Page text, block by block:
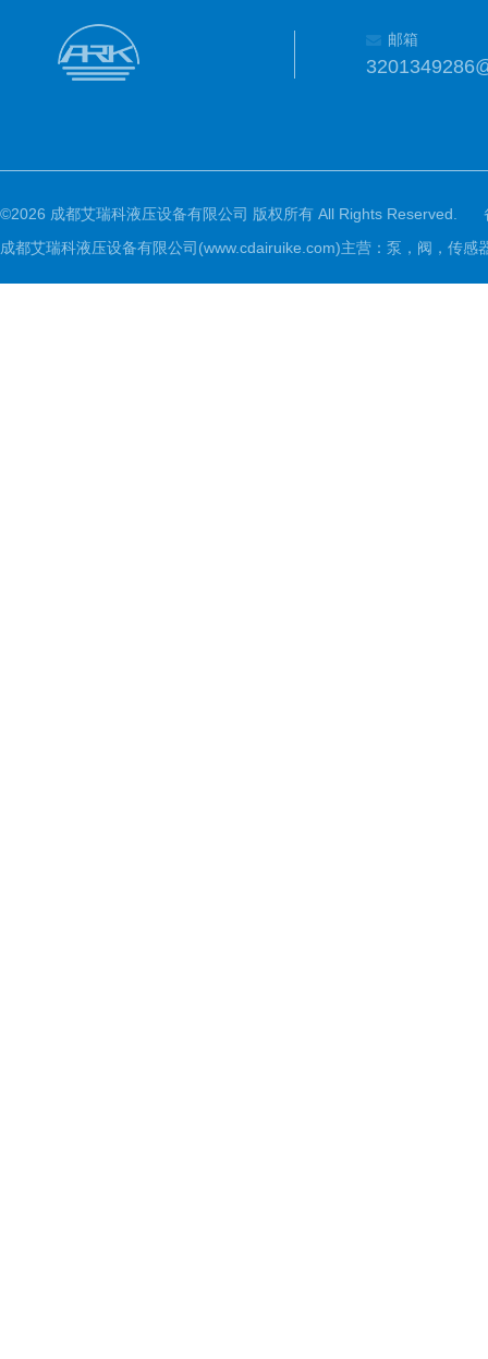
邮箱
©2026 成都艾瑞科液压设备有限公司 版权所有 All Rights Reserved.
成都艾瑞科液压设备有限公司(www.cdairuike.com)主营：泵，阀，传